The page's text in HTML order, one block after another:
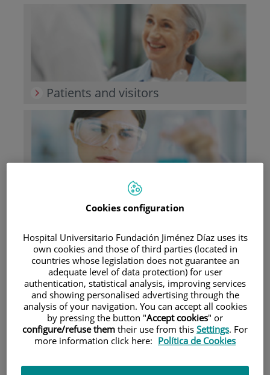
Patients and visitors
Teaching
Teléfono de atención al usuario
Cookies configuration
Hospital Universitario Fundación Jiménez Díaz uses its
own cookies and those of third parties (located in
countries whose legislation does not guarantee an
adequate level of data protection) for user
authentication, statistical analysis, improving services
and showing personalised advertising through the
analysis of your navigation. You can accept all cookies
by pressing the button "Accept cookies" or
configure/refuse them their use from this Settings. For
more information click here: Política de Cookies